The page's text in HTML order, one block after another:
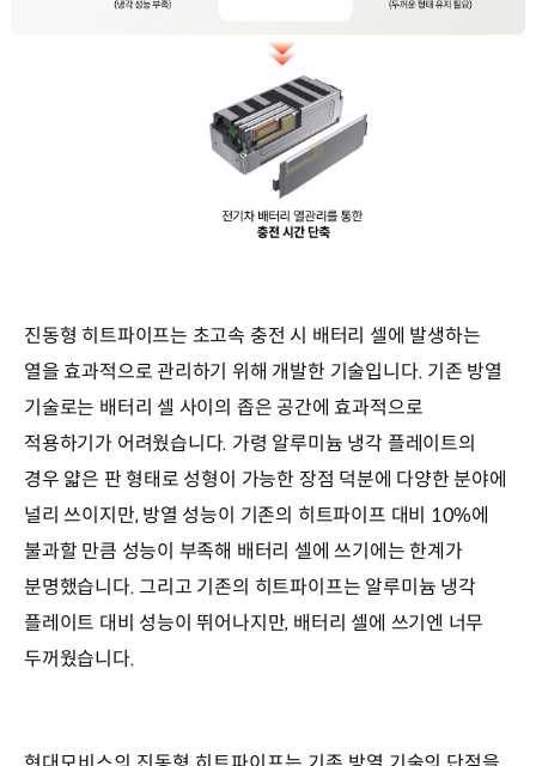
진동형 히트파이프는 초고속 충전 시 배터리 셀에 발생하는
열을 효과적으로 관리하기 위해 개발한 기술입니다. 기존 방열
기술로는 배터리 셀 사이의 좁은 공간에 효과적으로
적용하기가 어려웠습니다. 가령 알루미늄 냉각 플레이트의
경우 얇은 판 형태로 성형이 가능한 장점 덕분에 다양한 분야에
널리 쓰이지만, 방열 성능이 기존의 히트파이프 대비 10%에
불과할 만큼 성능이 부족해 배터리 셀에 쓰기에는 한계가
분명했습니다. 그리고 기존의 히트파이프는 알루미늄 냉각
플레이트 대비 성능이 뛰어나지만, 배터리 셀에 쓰기엔 너무
두꺼웠습니다.